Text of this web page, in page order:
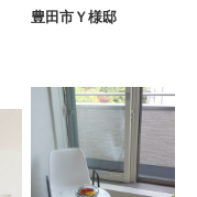
豊田市Ｙ様邸